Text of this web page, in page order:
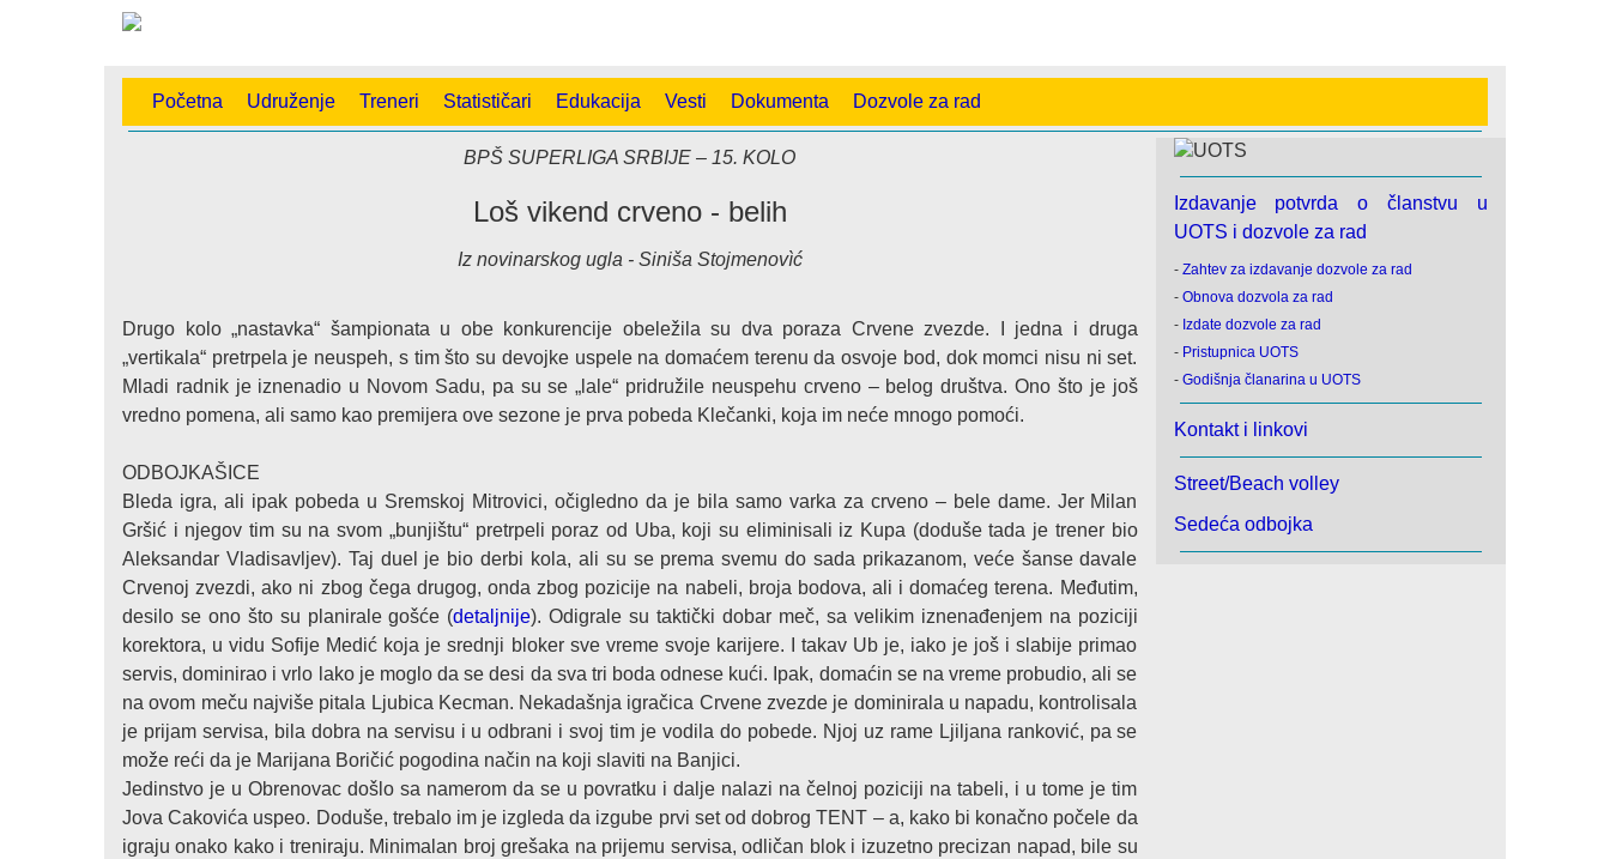
Početna Udruženje Treneri Statističari Edukacija Vesti Dokumenta Dozvole za rad
BPŠ SUPERLIGA SRBIJE – 15. KOLO
Loš vikend crveno - belih
Iz novinarskog ugla - Siniša Stojmenovìć
Drugo kolo „nastavka“ šampionata u obe konkurencije obeležila su dva poraza Crvene zvezde. I jedna i druga
„vertikala“ pretrpela je neuspeh, s tim što su devojke uspele na domaćem terenu da osvoje bod, dok momci nisu ni set.
Mladi radnik je iznenadio u Novom Sadu, pa su se „lale“ pridružile neuspehu crveno – belog društva. Ono što je još
vredno pomena, ali samo kao premijera ove sezone je prva pobeda Klečanki, koja im neće mnogo pomoći.
ODBOJKAŠICE
Bleda igra, ali ipak pobeda u Sremskoj Mitrovici, očigledno da je bila samo varka za crveno – bele dame. Jer Milan
Gršić i njegov tim su na svom „bunjištu“ pretrpeli poraz od Uba, koji su eliminisali iz Kupa (doduše tada je trener bio
Aleksandar Vladisavljev). Taj duel je bio derbi kola, ali su se prema svemu do sada prikazanom, veće šanse davale
Crvenoj zvezdi, ako ni zbog čega drugog, onda zbog pozicije na nabeli, broja bodova, ali i domaćeg terena. Međutim,
desilo se ono što su planirale gošće (detaljnije). Odigrale su taktički dobar meč, sa velikim iznenađenjem na poziciji
korektora, u vidu Sofije Medić koja je srednji bloker sve vreme svoje karijere. I takav Ub je, iako je još i slabije primao
servis, dominirao i vrlo lako je moglo da se desi da sva tri boda odnese kući. Ipak, domaćin se na vreme probudio, ali se
na ovom meču najviše pitala Ljubica Kecman. Nekadašnja igračica Crvene zvezde je dominirala u napadu, kontrolisala
je prijam servisa, bila dobra na servisu i u odbrani i svoj tim je vodila do pobede. Njoj uz rame Ljiljana ranković, pa se
može reći da je Marijana Boričić pogodina način na koji slaviti na Banjici.
Jedinstvo je u Obrenovac došlo sa namerom da se u povratku i dalje nalazi na čelnoj poziciji na tabeli, i u tome je tim
Jova Cakovića uspeo. Doduše, trebalo im je izgleda da izgube prvi set od dobrog TENT – a, kako bi konačno počele da
igraju onako kako i treniraju. Minimalan broj grešaka na prijemu servisa, odličan blok i izuzetno precizan napad, bile su
Izdavanje potvrda o članstvu u
UOTS i dozvole za rad
- Zahtev za izdavanje dozvole za rad
- Obnova dozvola za rad
- Izdate dozvole za rad
- Pristupnica UOTS
- Godišnja članarina u UOTS
Kontakt i linkovi
Street/Beach volley
Sedeća odbojka